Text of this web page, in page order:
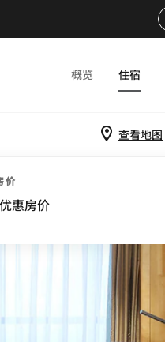
概览 住宿
查看地图
价
惠房价